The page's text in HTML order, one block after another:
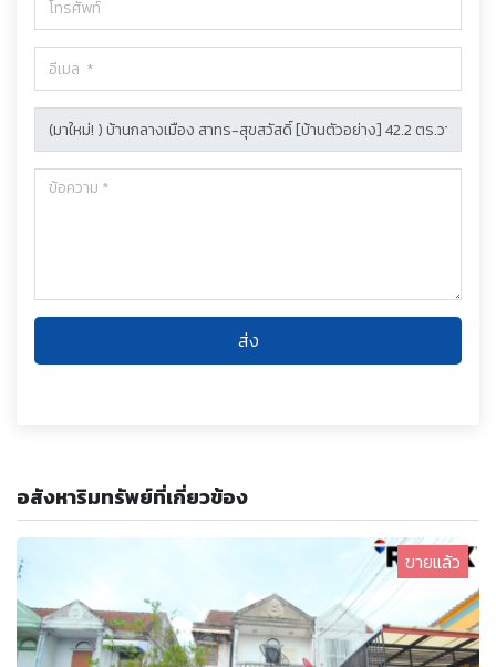
ส่ง
อสังหาริมทรัพย์ที่เกี่ยวข้อง
ขายแล้ว